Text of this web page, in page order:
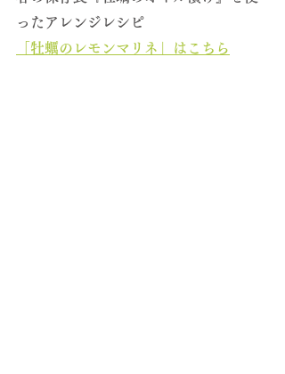
ったアレンジレシピ
牡蠣のレモンマリネ 」はこちら